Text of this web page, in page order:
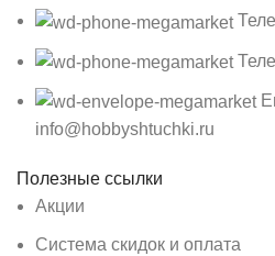
info@hobbyshtuchki.ru
Полезные ссылки
Акции
Система скидок и оплата